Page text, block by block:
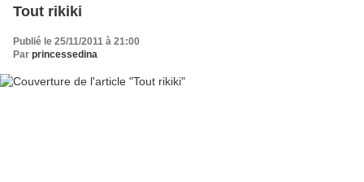
Tout rikiki
Publié le 25/11/2011 à 21:00
Par princessedina